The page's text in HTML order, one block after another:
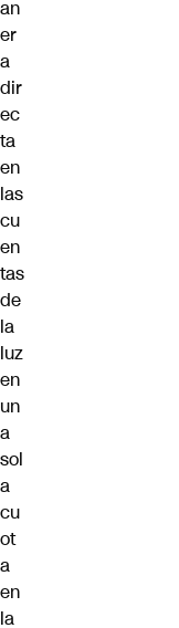
an
er
a
dir
ec
ta
en
las
cu
en
tas
de
la
luz
en
un
a
sol
a
cu
ot
a
en
la